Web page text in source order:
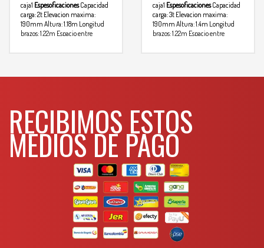
caja1 Espesoficaciones Capacidad
carga: 2t Elevacion maxima:
190mm Altura: 1.18m Longitud
brazos: 1.22m Espacio entre
caja1 Espesoficaciones Capacidad
carga: 3t Elevacion maxima:
190mm Altura: 1.4m Longitud
brazos: 1.22m Espacio entre
RECIBIMOS ESTOS
MEDIOS DE PAGO